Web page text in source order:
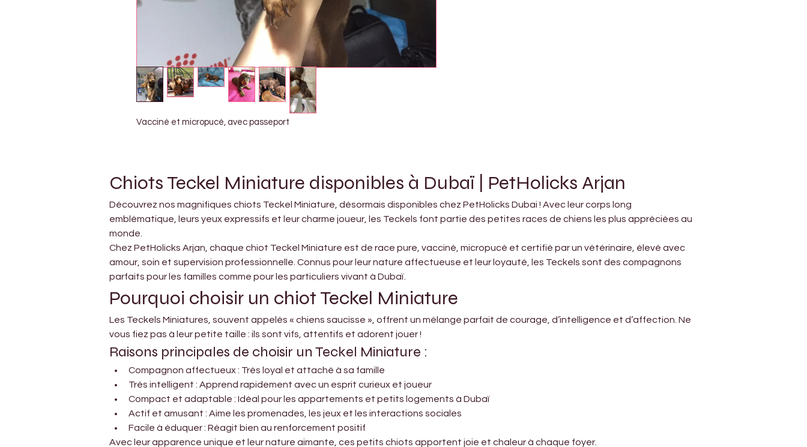
Vacciné et micropucé, avec passeport
Chiots Teckel Miniature disponibles à Dubaï | PetHolicks Arjan
Découvrez nos magnifiques chiots Teckel Miniature, désormais disponibles chez PetHolicks Dubai ! Avec leur corps long
emblématique, leurs yeux expressifs et leur charme joueur, les Teckels font partie des petites races de chiens les plus appréciées au
monde.
Chez PetHolicks Arjan, chaque chiot Teckel Miniature est de race pure, vacciné, micropucé et certifié par un vétérinaire, élevé avec
amour, soin et supervision professionnelle. Connus pour leur nature affectueuse et leur loyauté, les Teckels sont des compagnons
parfaits pour les familles comme pour les particuliers vivant à Dubaï.
Pourquoi choisir un chiot Teckel Miniature
Les Teckels Miniatures, souvent appelés « chiens saucisse », offrent un mélange parfait de courage, d’intelligence et d’affection. Ne
vous fiez pas à leur petite taille : ils sont vifs, attentifs et adorent jouer !
Raisons principales de choisir un Teckel Miniature :
Compagnon affectueux : Très loyal et attaché à sa famille
Très intelligent : Apprend rapidement avec un esprit curieux et joueur
Compact et adaptable : Idéal pour les appartements et petits logements à Dubaï
Actif et amusant : Aime les promenades, les jeux et les interactions sociales
Facile à éduquer : Réagit bien au renforcement positif
Avec leur apparence unique et leur nature aimante, ces petits chiots apportent joie et chaleur à chaque foyer.